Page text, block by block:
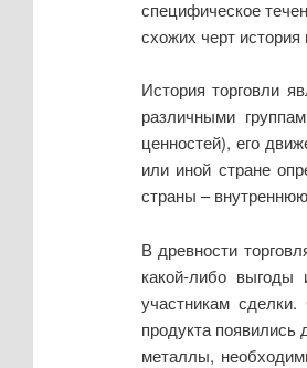
специфическое
схожих черт
История торговли
различными
ценностей), его
или иной стране
страны –
В древности
какой-либо выгоды
участникам
продукта появились
металлы,